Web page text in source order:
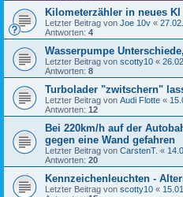
Kilometerzähler in neues
Letzter Beitrag von Joe 10v «
Antworten: 4
Wasserpumpe
Letzter Beitrag von scotty10 «
Antworten: 8
Turbolader "zwitschern"
Letzter Beitrag von Audi Flotte «
Antworten: 12
Bei 220km/h auf der
gegen eine Wand gefahren
Letzter Beitrag von CarstenT. «
Antworten: 20
Kennzeichenleuchten -
Letzter Beitrag von scotty10 «